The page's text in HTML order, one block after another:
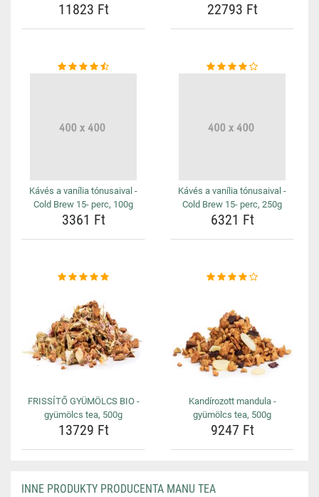
11823 Ft 22793 Ft
Kávés a vanília tónusaival -
Cold Brew 15- perc, 100g
3361 Ft
Kávés a vanília tónusaival -
Cold Brew 15- perc, 250g
6321 Ft
FRISSÍTŐ GYÜMÖLCS BIO -
gyümölcs tea, 500g
13729 Ft
Kandírozott mandula -
gyümölcs tea, 500g
9247 Ft
INNE PRODUKTY PRODUCENTA MANU TEA